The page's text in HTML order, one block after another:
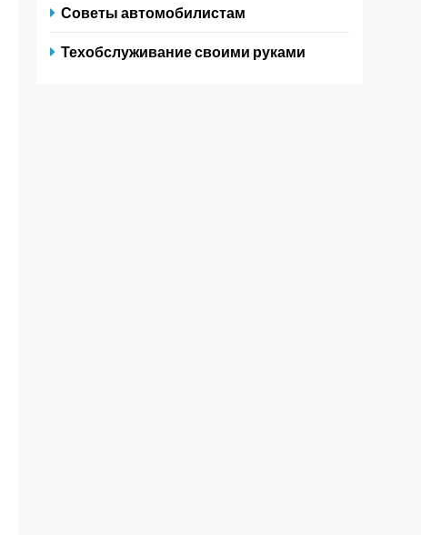
Советы автомобилистам
Техобслуживание своими руками